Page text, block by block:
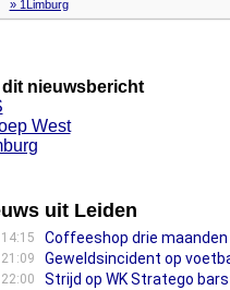
» 1Limburg
nieuwsbericht
West
uit Leiden
Coffeeshop drie
Geweldsincident op
Strijd op WK Stratego